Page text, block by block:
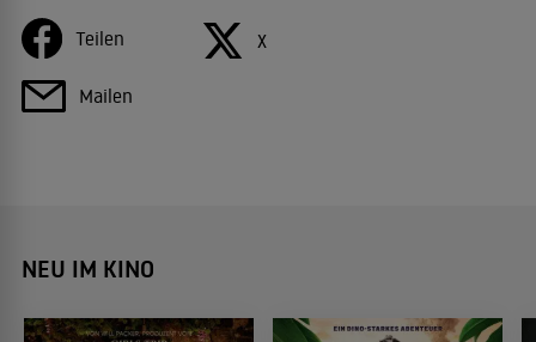
Teilen X
Mailen
NEU IM KINO